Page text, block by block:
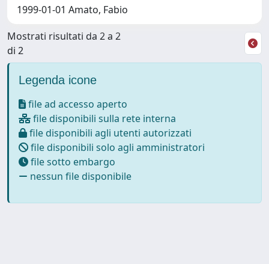
1999-01-01 Amato, Fabio
Mostrati risultati da 2 a 2
di 2
Legenda icone
file ad accesso aperto
file disponibili sulla rete interna
file disponibili agli utenti autorizzati
file disponibili solo agli amministratori
file sotto embargo
nessun file disponibile